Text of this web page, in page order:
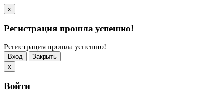
x
Регистрация прошла успешно!
Регистрация прошла успешно!
Вход
Закрыть
x
Войти